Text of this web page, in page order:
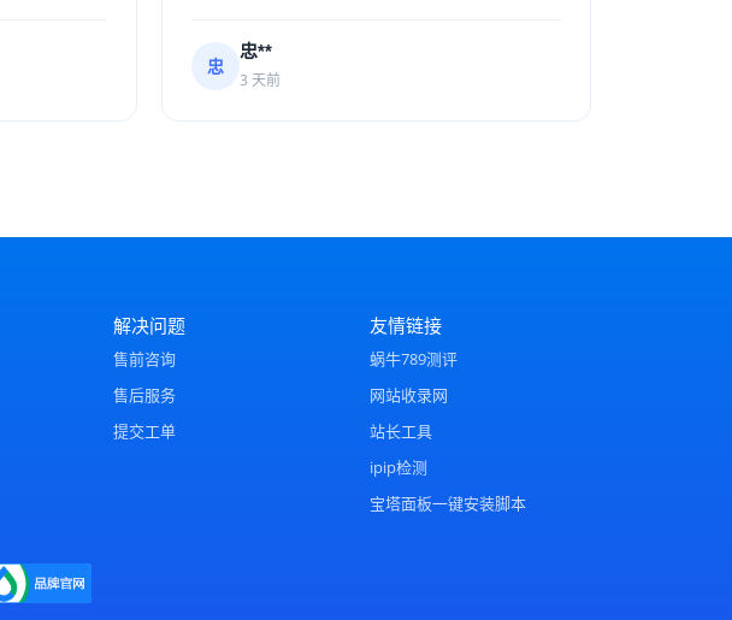
忠
忠**
3 天前
解决问题
售前咨询
售后服务
提交工单
友情链接
蜗牛789测评
网站收录网
站长工具
ipip检测
宝塔面板一键安装脚本